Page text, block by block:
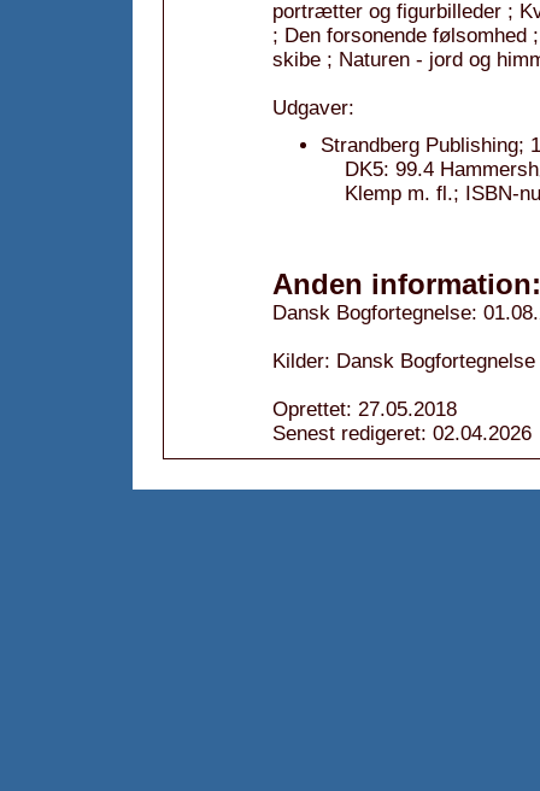
portrætter og figurbilleder ;
; Den forsonende følsomhed
skibe ; Naturen - jord og
Udgaver:
Strandberg Publishing;
DK5: 99.4
Klemp m. fl.; ISBN-
Anden information:
Dansk Bogfortegnelse:
Kilder: Dansk Bogfortegnelse
Oprettet: 27.05.2018
Senest redigeret: 02.04.2026